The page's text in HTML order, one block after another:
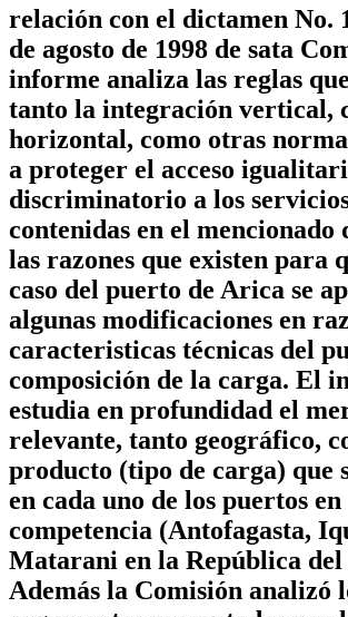
relación con el dictamen No.
de agosto de 1998 de sata
informe analiza las reglas
tanto la integración vertical,
horizontal, como otras
a proteger el acceso
discriminatorio a los
contenidas en el mencionado
las razones que existen para
caso del puerto de Arica se
algunas modificaciones en
caracteristicas técnicas del
composición de la carga. El
estudia en profundidad el
relevante, tanto geográfico,
producto (tipo de carga) que
en cada uno de los puertos en
competencia (Antofagasta,
Matarani en la República del
Además la Comisión analizó